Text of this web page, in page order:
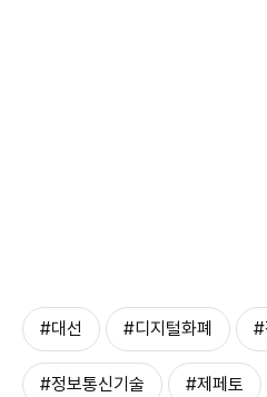
#대선 #디지털화폐 #
#정보통신기술 #제페토